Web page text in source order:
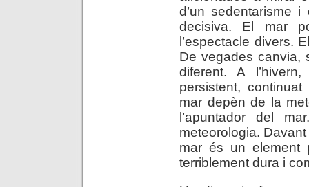
d’un sedentarisme i
decisiva. El mar
l’espectacle divers.
De vegades canvia,
diferent. A
persistent,
mar depèn de la
l’apuntador del
meteorologia.
mar és un element
terriblement dura i